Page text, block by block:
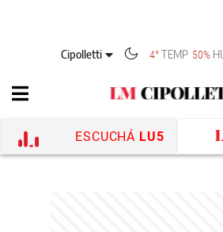
Cipolletti 4° TEMP 50%
ESCUCHÁ LU5